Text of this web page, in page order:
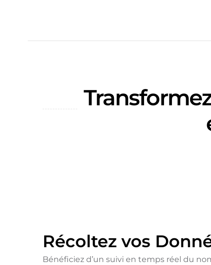
Récoltez vos
Bénéficiez d’un suivi en temps réel du